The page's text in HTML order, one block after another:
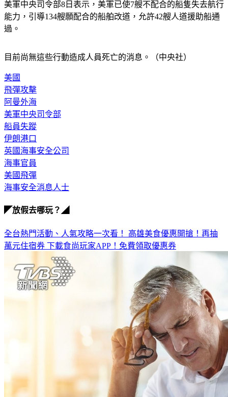
美軍中央司令部8日表示，美軍已使7艘不配合的船隻失去航行
能力，引導134艘願配合的船舶改道，允許42艘人道援助船通
過。
目前尚無這些行動造成人員死亡的消息。（中央社）
美國
飛彈攻擊
阿曼外海
美軍中央司令部
船員失蹤
伊朗港口
英國海事安全公司
海事官員
美國飛彈
海事安全消息人士
◤放假去哪玩？◢
全台熱門活動、人氣攻略一次看！ 高雄美食優惠開搶！再抽
萬元住宿券 下載食尚玩家APP！免費領取優惠券